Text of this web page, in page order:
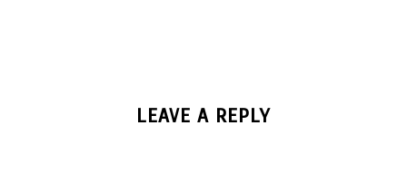
LEAVE A REPLY